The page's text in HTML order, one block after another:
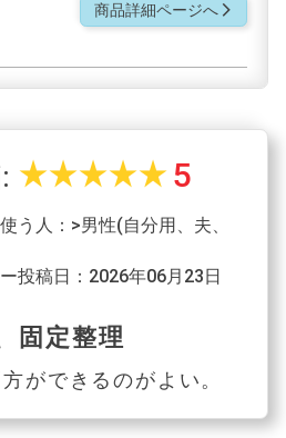
商品詳細ページへarrow_forward_ios
star_ratestar_ratestar_ratestar_ratestar_rate 5
う人：>男性(自分用、夫、
投稿日：2026年06月23日
固定整理
ができるのがよい。